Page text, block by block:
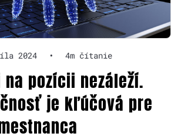
2024 • 4m čítanie
na pozícii nezáleží.
je kľúčová pre